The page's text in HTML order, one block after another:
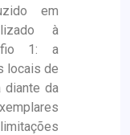
em
à
1: a
locais de
diante da